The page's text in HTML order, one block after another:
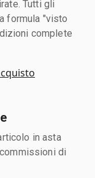
Tutti gli
formula "visto
complete
in asta
di